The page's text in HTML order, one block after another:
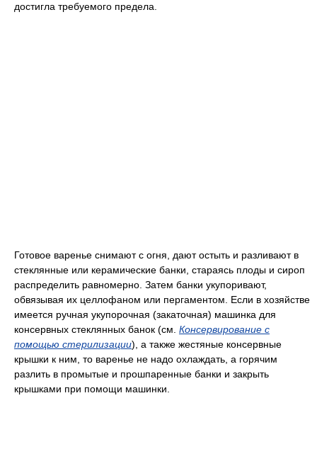
достигла требуемого предела.
Готовое варенье снимают с огня, дают остыть и разливают в
стеклянные или керамические банки, стараясь плоды и сироп
распределить равномерно. Затем банки укупоривают,
обвязывая их целлофаном или пергаментом. Если в хозяйстве
имеется ручная укупорочная (закаточная) машинка для
консервных стеклянных банок (см. Консервирование с
помощью стерилизации), а также жестяные консервные
крышки к ним, то варенье не надо охлаждать, а горячим
разлить в промытые и прошпаренные банки и закрыть
крышками при помощи машинки.